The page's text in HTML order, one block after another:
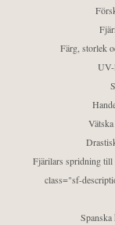
Färg, storlek
UV-
Fjärilars spridning till
class="sf-